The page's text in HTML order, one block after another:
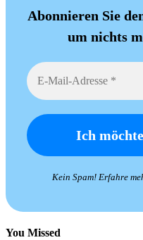
Abonnieren Sie
um nichts
Kein Spam! Erfahre
You Missed